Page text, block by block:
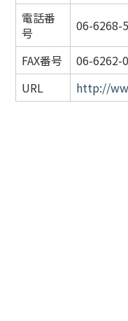
電話番
号
06-6268-
FAX番号
06-6262-
URL
http://